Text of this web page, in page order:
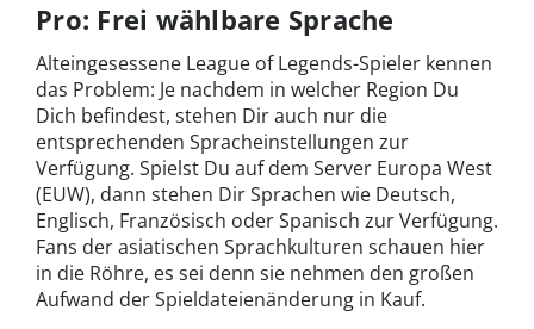
Pro: Frei wählbare Sprache
Alteingesessene League of Legends-Spieler kennen
das Problem: Je nachdem in welcher Region Du
Dich befindest, stehen Dir auch nur die
entsprechenden Spracheinstellungen zur
Verfügung. Spielst Du auf dem Server Europa West
(EUW), dann stehen Dir Sprachen wie Deutsch,
Englisch, Französisch oder Spanisch zur Verfügung.
Fans der asiatischen Sprachkulturen schauen hier
in die Röhre, es sei denn sie nehmen den großen
Aufwand der Spieldateienänderung in Kauf.